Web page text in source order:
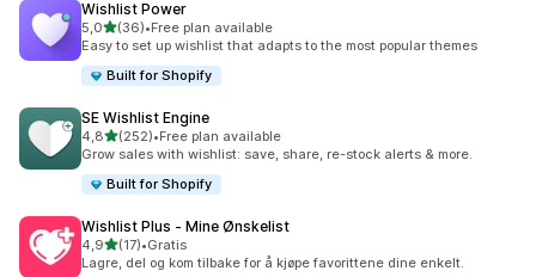
Wishlist Power
5,0av 5 stjerner
(36)
Totalt 36 omtaler
•Free plan available
Easy to set up wishlist that adapts to the most popular themes
Built for Shopify
SE Wishlist Engine
4,8av 5 stjerner
(252)
Totalt 252 omtaler
•Free plan available
Grow sales with wishlist: save, share, re-stock alerts & more.
Built for Shopify
Wishlist Plus ‑ Mine Ønskelist
4,9av 5 stjerner
(17)
Totalt 17 omtaler
•Gratis
Lagre, del og kom tilbake for å kjøpe favorittene dine enkelt.